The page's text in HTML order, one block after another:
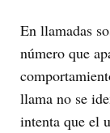
En llamadas
número que
llama no se
intenta que el